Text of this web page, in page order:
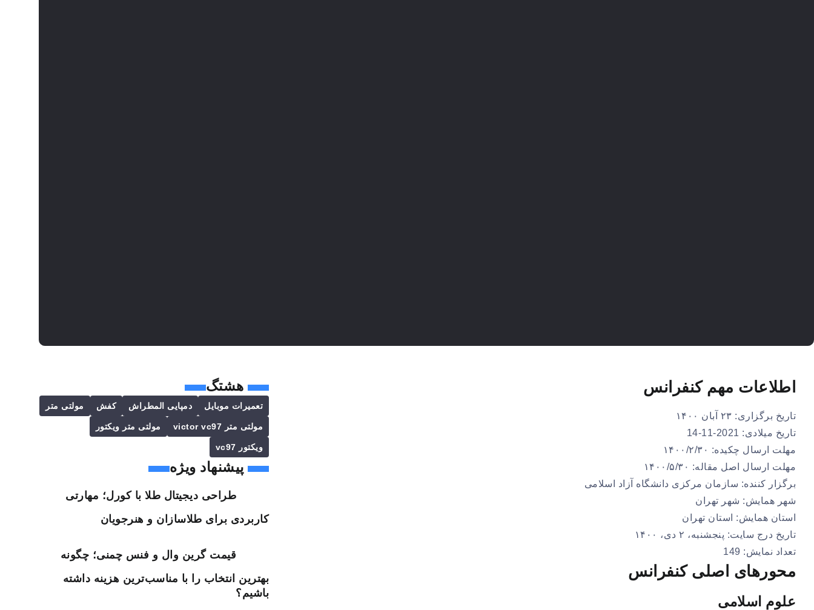
اطلاعات مهم کنفرانس
تاریخ برگزاری: ۲۳ آبان ۱۴۰۰
تاریخ میلادی: 2021-11-14
مهلت ارسال چکیده: ۱۴۰۰/۲/۳۰
مهلت ارسال اصل مقاله: ۱۴۰۰/۵/۳۰
برگزار کننده: سازمان مرکزی دانشگاه آزاد اسلامی
شهر همایش: شهر تهران
استان همایش: استان تهران
تاریخ درج سایت: پنجشنبه، ۲ دی، ۱۴۰۰
تعداد نمایش: 149
محورهای اصلی کنفرانس
علوم اسلامی
هشتگ
تعمیرات موبایل دمپایی المطراش کفش مولتی متر
مولتی متر victor vc97 مولتی متر ویکتور
ویکتور vc97
پیشنهاد ویژه
طراحی دیجیتال طلا با کورل؛ مهارتی
کاربردی برای طلاسازان و هنرجویان
قیمت گرین وال و فنس چمنی؛ چگونه
بهترین انتخاب را با مناسب‌ترین هزینه داشته
باشیم؟